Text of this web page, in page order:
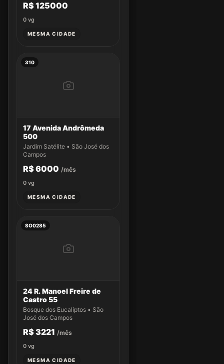
R$ 125000
0 vg
MESMA CIDADE
310
17 Avenida Andrômeda
500
Jardim Satélite • São José dos
Campos
R$ 6000 /mês
0 vg
MESMA CIDADE
SO0285
24 R. Manoel Freire de
Castro 55
Bosque dos Eucaliptos • São
José dos Campos
R$ 3221 /mês
0 vg
MESMA CIDADE